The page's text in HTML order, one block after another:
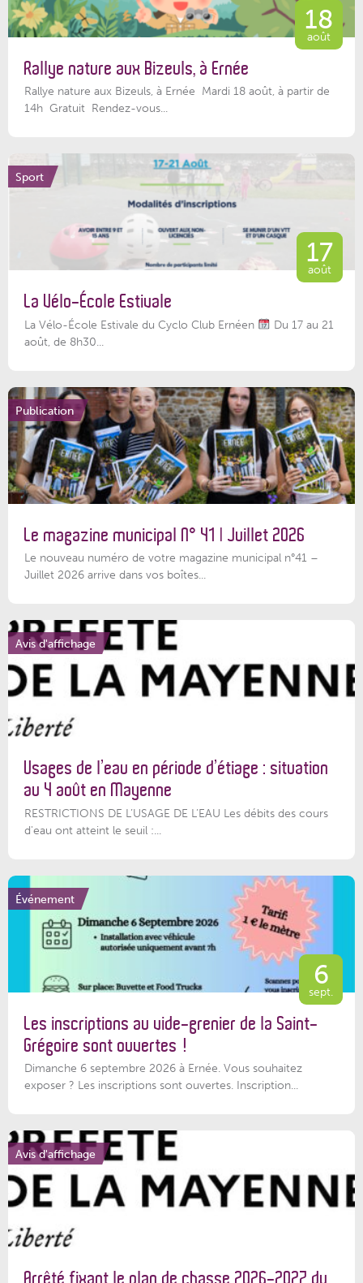
18
août
Rallye nature aux Bizeuls, à Ernée
Rallye nature aux Bizeuls, à Ernée Mardi 18 août, à partir de
14h Gratuit Rendez-vous...
Sport
17
août
La Vélo-École Estivale
La Vélo-École Estivale du Cyclo Club Ernéen
Du 17 au 21
août, de 8h30...
Publication
Le magazine municipal N° 41 | Juillet 2026
Le nouveau numéro de votre magazine municipal n°41 –
Juillet 2026 arrive dans vos boîtes...
Avis d'affichage
Usages de l’eau en période d’étiage : situation
au 4 août en Mayenne
RESTRICTIONS DE L’USAGE DE L’EAU Les débits des cours
d'eau ont atteint le seuil :...
Événement
6
sept.
Les inscriptions au vide-grenier de la Saint-
Grégoire sont ouvertes !
Dimanche 6 septembre 2026 à Ernée. Vous souhaitez
exposer ? Les inscriptions sont ouvertes. Inscription...
Avis d'affichage
Arrêté fixant le plan de chasse 2026-2027 du